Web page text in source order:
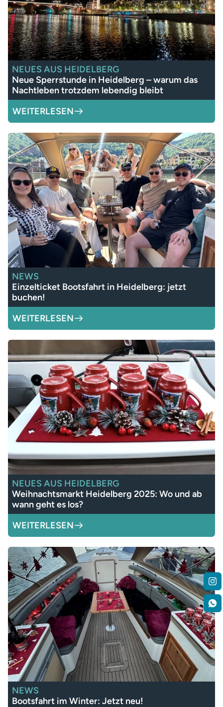
NEUES AUS HEIDELBERG
Neue Sperrstunde in Heidelberg – warum das
Nachtleben trotzdem lebendig bleibt
WEITERLESEN
NEWS
Einzelticket Bootsfahrt in Heidelberg: jetzt
buchen!
WEITERLESEN
NEUES AUS HEIDELBERG
Weihnachtsmarkt Heidelberg 2025: Wo und ab
wann geht es los?
WEITERLESEN
NEWS
Bootsfahrt im Winter: Jetzt neu!